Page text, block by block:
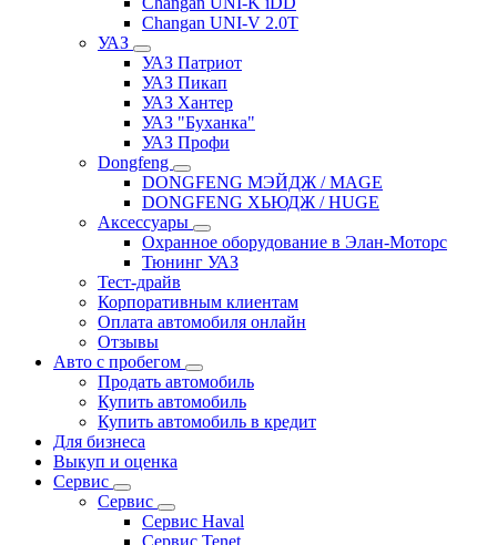
Changan UNI-V 2.0T
УАЗ
УАЗ Патриот
УАЗ Пикап
УАЗ Хантер
УАЗ "Буханка"
УАЗ Профи
Dongfeng
DONGFENG МЭЙДЖ / MAGE
DONGFENG ХЬЮДЖ / HUGE
Аксессуары
Охранное оборудование в Элан-Моторс
Тюнинг УАЗ
Тест-драйв
Корпоративным клиентам
Оплата автомобиля онлайн
Отзывы
Авто с пробегом
Продать автомобиль
Купить автомобиль
Купить автомобиль в кредит
Для бизнеса
Выкуп и оценка
Сервис
Сервис
Сервис Haval
Сервис Tenet